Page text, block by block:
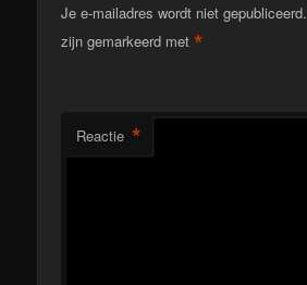
Je e-mailadres wordt niet gepubliceerd.
zijn gemarkeerd met*
Reactie *